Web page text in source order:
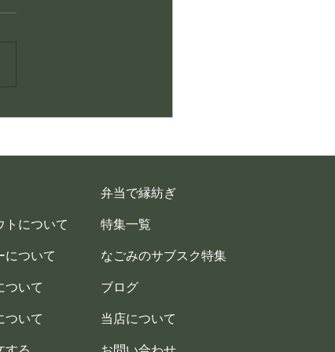
トについて
について
ついて
ついて
弁当で縁紡ぎ
特集一覧
なごみのサブスク特集
ブログ
当店について